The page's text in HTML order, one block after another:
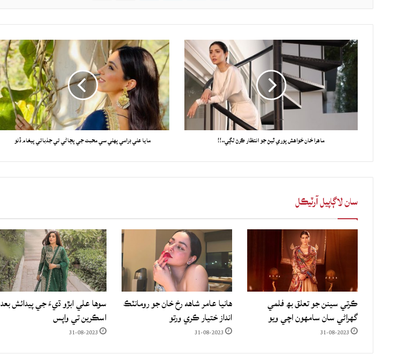
ماهرا خان خواهش پوري ٿيڻ جو انتظار ڪرڻ لڳي..!! مايا علي ڊرامي پهلي سي محبت جي پڄاڻي تي جذباتي پيغام ڏنو
سان لاڳاپيل آرٽيڪل
ڪرتي سينن جو تعلق بھ فلمي
گهراڻي سان سامهون اچي ويو
31-08-2023
هانيا عامر شاهه رخ خان جو رومانٽڪ
انداز ختيار ڪري ورتو
31-08-2023
سوها علي ابڙو ڌيءَ جي پيدائش بعد
اسڪرين تي واپس
31-08-2023